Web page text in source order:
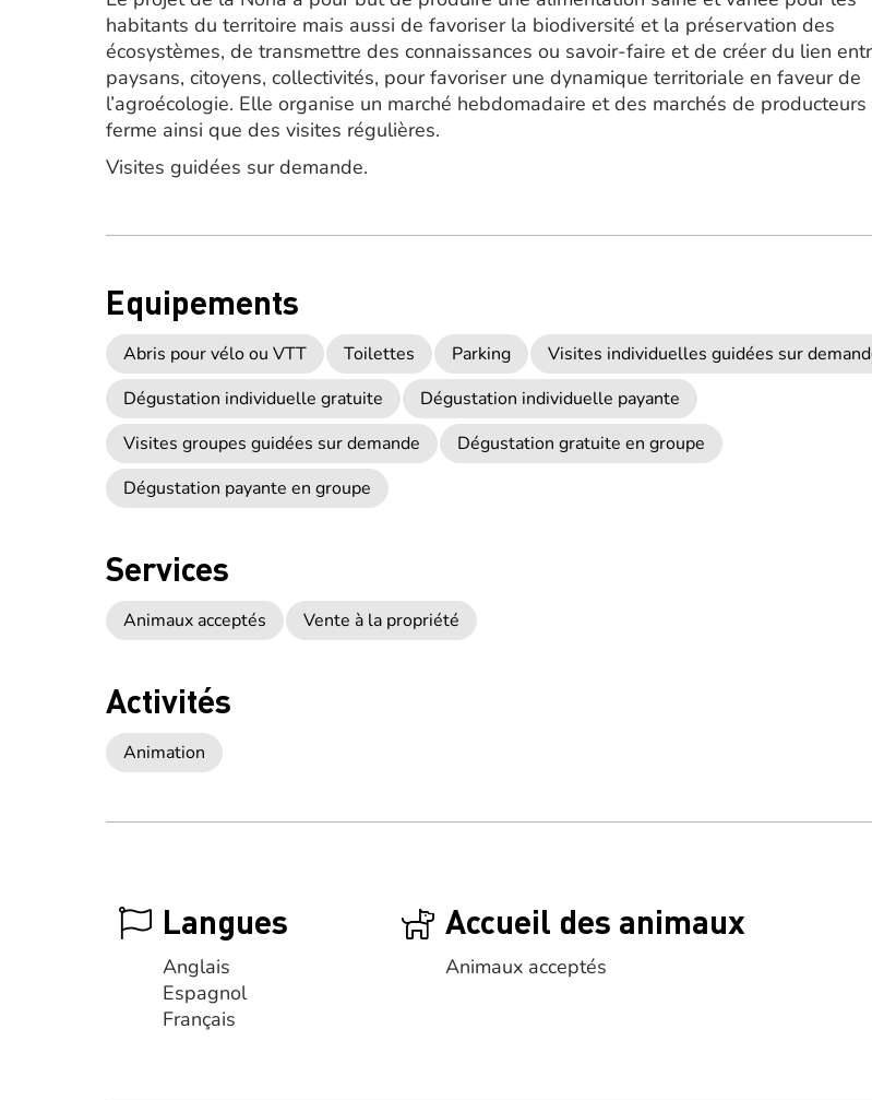
habitants du territoire mais aussi de favoriser la biodiversité et la préservation des
écosystèmes, de transmettre des connaissances ou savoir-faire et de créer du lien
paysans, citoyens, collectivités, pour favoriser une dynamique territoriale en faveur de
l’agroécologie. Elle organise un marché hebdomadaire et des marchés de producteurs
ferme ainsi que des visites régulières.
Visites guidées sur demande.
Equipements
Abris pour vélo ou VTT Toilettes Parking
Visites individuelles guidées sur
Dégustation individuelle gratuite
Dégustation individuelle payante
Visites groupes guidées sur demande
Dégustation gratuite en groupe
Dégustation payante en groupe
Services
Animaux acceptés Vente à la propriété
Activités
Animation
Langues
Anglais
Espagnol
Français
Accueil des animaux
Animaux acceptés